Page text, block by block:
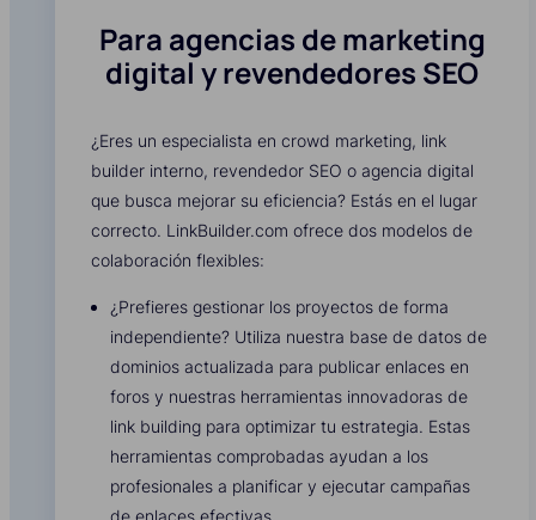
Para agencias de marketing
digital y revendedores SEO
¿Eres un especialista en crowd marketing, link
builder interno, revendedor SEO o agencia digital
que busca mejorar su eficiencia? Estás en el lugar
correcto. LinkBuilder.com ofrece dos modelos de
colaboración flexibles:
¿Prefieres gestionar los proyectos de forma
independiente? Utiliza nuestra base de datos de
dominios actualizada para publicar enlaces en
foros y nuestras herramientas innovadoras de
link building para optimizar tu estrategia. Estas
herramientas comprobadas ayudan a los
profesionales a planificar y ejecutar campañas
de enlaces efectivas.